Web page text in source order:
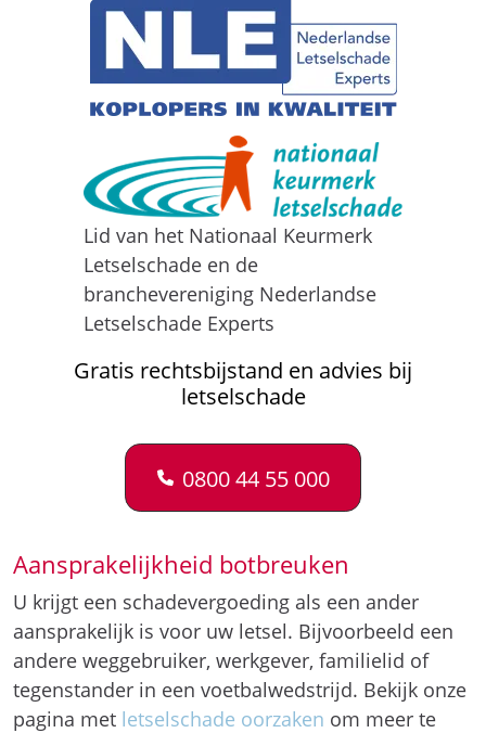
Lid van het Nationaal Keurmerk
Letselschade en de
branchevereniging Nederlandse
Letselschade Experts
Gratis rechtsbijstand en advies bij
letselschade
0800 44 55 000
Aansprakelijkheid botbreuken
U krijgt een schadevergoeding als een ander
aansprakelijk is voor uw letsel. Bijvoorbeeld een
andere weggebruiker, werkgever, familielid of
tegenstander in een voetbalwedstrijd. Bekijk onze
pagina met letselschade oorzaken om meer te